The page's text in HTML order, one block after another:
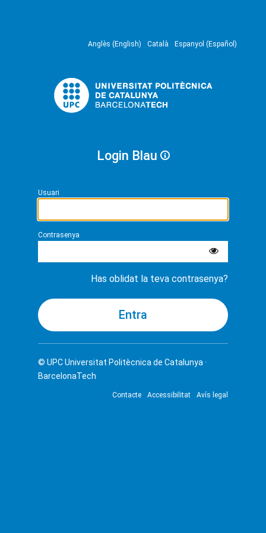
Anglès (English) Català Espanyol (Español)
Login Blau
Usuari
Contrasenya
Has oblidat la teva contrasenya?
© UPCUniversitat Politècnica de Catalunya ·
BarcelonaTech
Contacte Accessibilitat Avís legal